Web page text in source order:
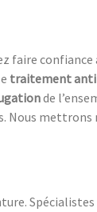
faire
traitement anti
de
Nous mettrons